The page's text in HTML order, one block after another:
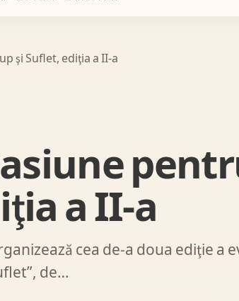
şi Suflet, ediţia a II-a
a II-a
cea de-a doua ediţie a
de…